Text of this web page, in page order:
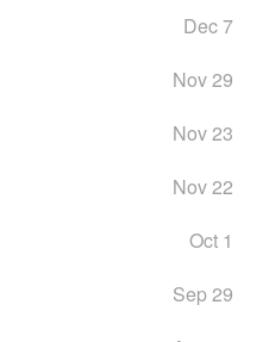
Dec 7
Nov 29
Nov 23
Nov 22
Oct 1
Sep 29